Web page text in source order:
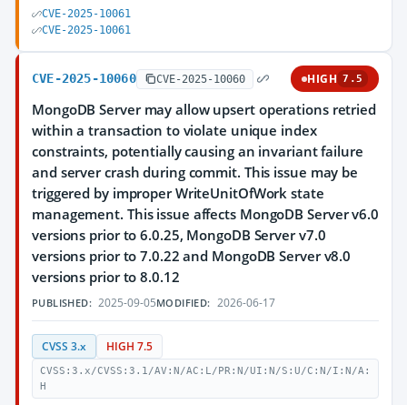
CVE-2025-10061
CVE-2025-10061
CVE-2025-10060 CVE-2025-10060 HIGH 7.5
MongoDB Server may allow upsert operations retried
within a transaction to violate unique index
constraints, potentially causing an invariant failure
and server crash during commit. This issue may be
triggered by improper WriteUnitOfWork state
management. This issue affects MongoDB Server v6.0
versions prior to 6.0.25, MongoDB Server v7.0
versions prior to 7.0.22 and MongoDB Server v8.0
versions prior to 8.0.12
PUBLISHED: 2025-09-05MODIFIED: 2026-06-17
CVSS 3.x HIGH 7.5
CVSS:3.x/CVSS:3.1/AV:N/AC:L/PR:N/UI:N/S:U/C:N/I:N/A:
H